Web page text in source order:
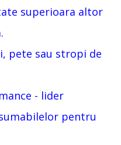
superioara altor
pete sau stropi de
- lider
pentru